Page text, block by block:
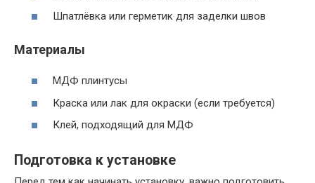
Шпатлёвка или герметик для заделки швов
Материалы
МДФ плинтусы
Краска или лак для окраски (если требуется)
Клей, подходящий для МДФ
Подготовка к установке